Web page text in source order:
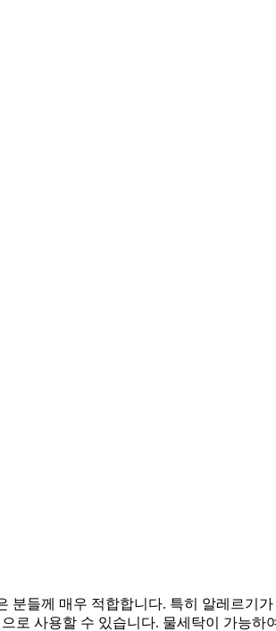
분들께 매우 적합합니다. 특히 알레르기
로 사용할 수 있습니다. 물세탁이 가능